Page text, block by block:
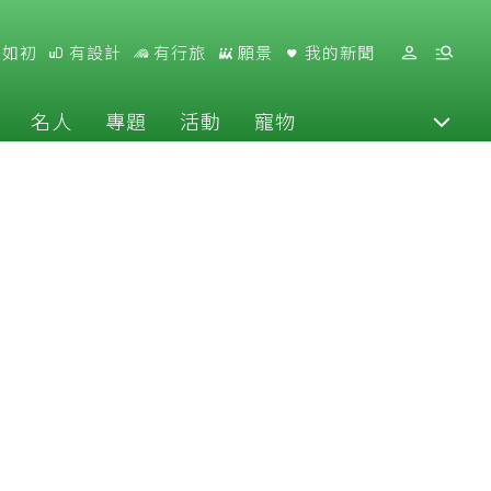
初 有設計 有行旅 願景 我的新聞
名人 專題 活動 寵物